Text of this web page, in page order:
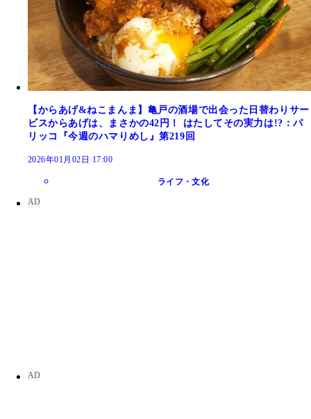
【からあげ&ねこまんま】亀戸の酒場で出会った日替わりサー
ビスからあげは、まさかの42円！ はたしてその実力は!?：パ
リッコ『今週のハマりめし』第219回
2026年01月02日 17:00
ライフ・文化